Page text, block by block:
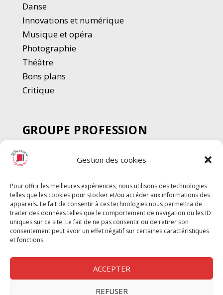
Gestion des cookies
Pour offrir les meilleures expériences, nous utilisons des technologies
telles que les cookies pour stocker et/ou accéder aux informations des
appareils. Le fait de consentir à ces technologies nous permettra de
traiter des données telles que le comportement de navigation ou les ID
uniques sur ce site. Le fait de ne pas consentir ou de retirer son
consentement peut avoir un effet négatif sur certaines caractéristiques
et fonctions.
ACCEPTER
REFUSER
Danse
Innovations et numérique
Musique et opéra
Photographie
Théâtre
Bons plans
Critique
GROUPE PROFESSION
SPECTACLE
Chèque Intermittents
Chèque Compta
Chèque Emploi Spectacle
G-Pods
Profession Audio-visuel